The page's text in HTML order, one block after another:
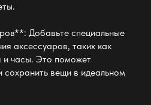
Добавьте специальные
аксессуаров, таких как
и часы. Это поможет
сохранить вещи в идеальном